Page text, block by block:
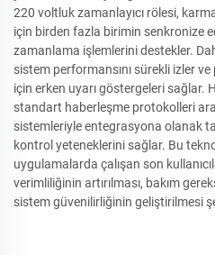
220 voltluk zamanlayıcı rölesi,
için birden fazla birimin senkronize
zamanlama işlemlerini destekler.
sistem performansını sürekli izler
için erken uyarı göstergeleri sağlar.
standart haberleşme protokolleri
sistemleriyle entegrasyona olanak
kontrol yeteneklerini sağlar. Bu
uygulamalarda çalışan son
verimliliğinin artırılması, bakım
sistem güvenilirliğinin geliştirilmesi